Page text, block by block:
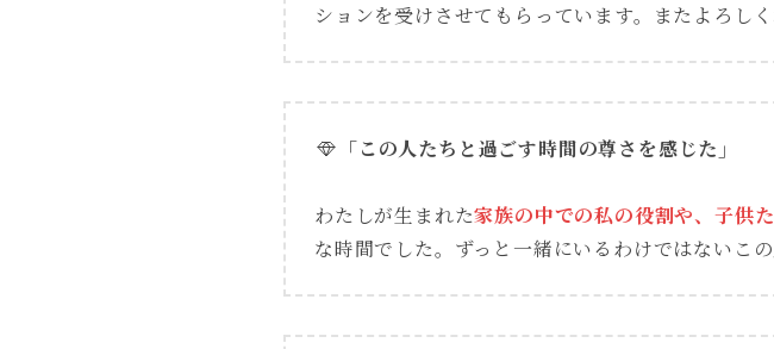
ションを受けさせてもらっています。またよろし
「この人たちと過ごす時間の尊さを感じた」
わたしが生まれた家族の中での私の役割や、子供
な時間でした。ずっと一緒にいるわけではないこ